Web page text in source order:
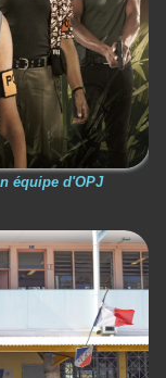
équipe d'OPJ